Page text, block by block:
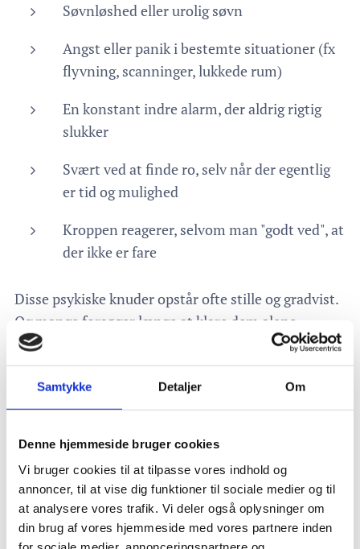
Samtykke Detaljer Om
Denne hjemmeside bruger cookies
Vi bruger cookies til at tilpasse vores indhold og
annoncer, til at vise dig funktioner til sociale medier og til
at analysere vores trafik. Vi deler også oplysninger om
din brug af vores hjemmeside med vores partnere inden
Søvnløshed eller urolig søvn
Angst eller panik i bestemte situationer (fx
flyvning, scanninger, lukkede rum)
En konstant indre alarm, der aldrig rigtig
slukker
Svært ved at finde ro, selv når der egentlig
er tid og mulighed
Kroppen reagerer, selvom man "godt ved", at
der ikke er fare
Disse psykiske knuder opstår ofte stille og gradvist.
Og mange forsøger længe at klare dem alene.
Når hovedet vil noget andet
end viljen
De fleste ved godt, hvad deburde
Men viden alene løser ikke det, der sidder dybere.
Hjernen kan blive fanget i mønstre, hvor den
forsøger at beskytte – men ender med at
overbelaste.